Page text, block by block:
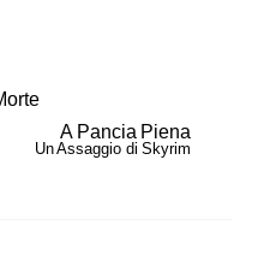
A Pancia Piena
Un Assaggio di Skyrim